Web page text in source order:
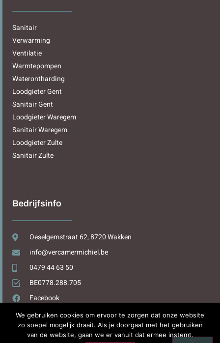
Sanitair
Verwarming
Ventilatie
Warmtepompen
Waterontharding
Loodgieter Gent
Sanitair Gent
Loodgieter Waregem
Sanitair Waregem
Loodgieter Zulte
Sanitair Zulte
Bedrijfsinfo
Oeselgemstraat 62, 8720 Wakken
info@vercamermichiel.be
0479 44 63 50
BE0778.288.705
Facebook
Design byWPDesign.be
We gebruiken cookies om ervoor te zorgen dat onze website
zo soepel mogelijk draait. Als je doorgaat met het gebruiken
van de website, gaan we er vanuit dat ermee instemt.